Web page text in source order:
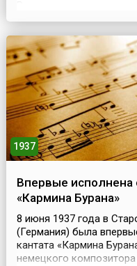
наиболее крупных
года из его ворот
российского производ...
1937
Впервые исполнена
«Кармина Бурана»
8 июня 1937 года в
(Германия) была
кантата «Кармина
немецкого